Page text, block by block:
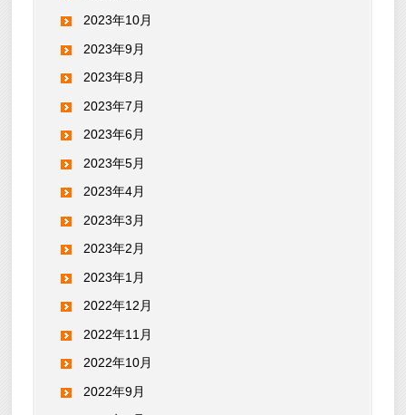
2023年10月
2023年9月
2023年8月
2023年7月
2023年6月
2023年5月
2023年4月
2023年3月
2023年2月
2023年1月
2022年12月
2022年11月
2022年10月
2022年9月